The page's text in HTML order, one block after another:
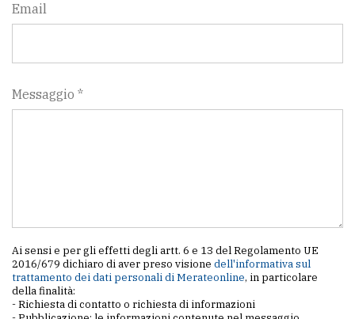
Email
Messaggio *
Ai sensi e per gli effetti degli artt. 6 e 13 del Regolamento UE
2016/679 dichiaro di aver preso visione dell'informativa sul
trattamento dei dati personali di Merateonline, in particolare
della finalità:
- Richiesta di contatto o richiesta di informazioni